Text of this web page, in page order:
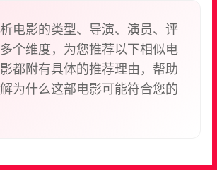
得与苏醒的缇娜夏共度的时光。二人
在已消失的世界中结为连理，他们接
将编织出怎样的故事呢。
电影的类型、导演、演员、评
个维度，为您推荐以下相似电
都附有具体的推荐理由，帮助
为什么这部电影可能符合您的